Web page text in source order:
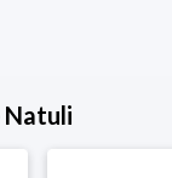
Natuli